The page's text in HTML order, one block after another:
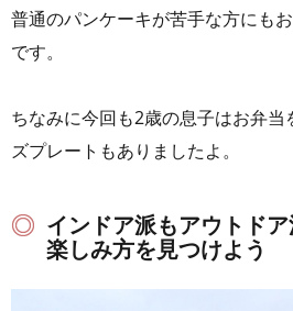
普通のパンケーキが苦手な方にも
です。
ちなみに今回も2歳の息子はお弁当
ズプレートもありましたよ。
インドア派もアウトド
楽しみ方を見つけよう